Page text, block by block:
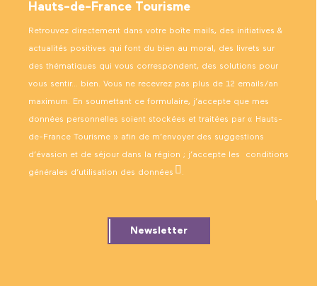
Hauts-de-France Tourisme
Retrouvez directement dans votre boîte mails, des initiatives &
actualités positives qui font du bien au moral, des livrets sur
des thématiques qui vous correspondent, des solutions pour
vous sentir… bien. Vous ne recevrez pas plus de 12 emails/an
maximum. En soumettant ce formulaire, j’accepte que mes
données personnelles soient stockées et traitées par « Hauts-
de-France Tourisme » afin de m’envoyer des suggestions
d’évasion et de séjour dans la région ; j’accepte les conditions
générales d’utilisation des données .
Newsletter